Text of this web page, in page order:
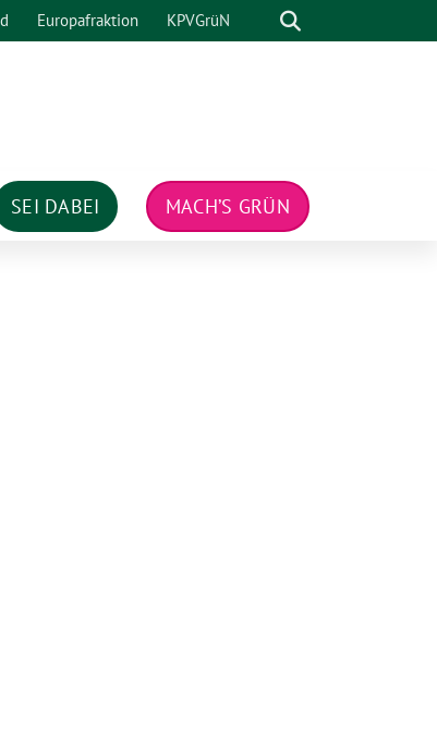
Europafraktion KPVGrüN Suche
SEI DABEI MACH’S GRÜN